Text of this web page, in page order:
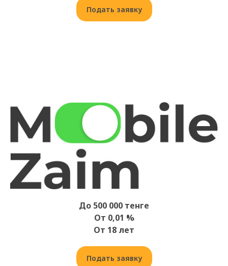
Подать заявку
До 500 000 тенге
От 0,01 %
От 18 лет
Подать заявку